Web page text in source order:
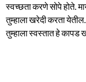
स्वच्छता करणे सोपे होते.
तुम्हाला खरेदी करता
तुम्हाला स्वस्तात हे कापड